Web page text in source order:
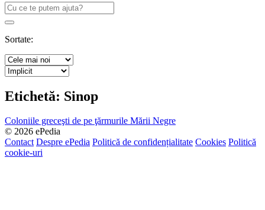
Caută
după:
Search
Sortate:
Etichetă: Sinop
Coloniile greceşti de pe ţărmurile Mării Negre
© 2026 ePedia
Contact Despre ePedia Politică de confidențialitate Cookies Politică
cookie-uri